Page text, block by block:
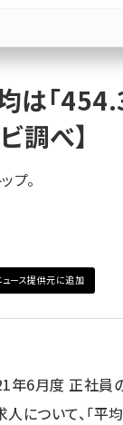
前月から3.9万円の増加【
は「
調べ】
プ。
ース提供元に追加
年6月度 正社員
について、「平